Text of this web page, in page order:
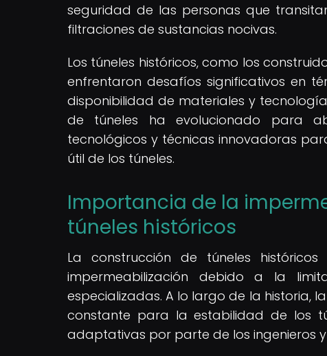
seguridad de las personas que
filtraciones de sustancias nocivas.
Los túneles históricos, como los
enfrentaron desafíos significativos en
disponibilidad de materiales y
de túneles ha evolucionado para
tecnológicos y técnicas innovadoras
útil de los túneles.
Importancia de la
túneles históricos
La construcción de túneles
impermeabilización debido a la
especializadas. A lo largo de la historia,
constante para la estabilidad de los
adaptativas por parte de los ingenieros